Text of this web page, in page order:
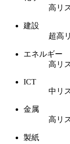
高リ
建設
超高
エネルギー
高リ
ICT
中リ
金属
高リ
製紙